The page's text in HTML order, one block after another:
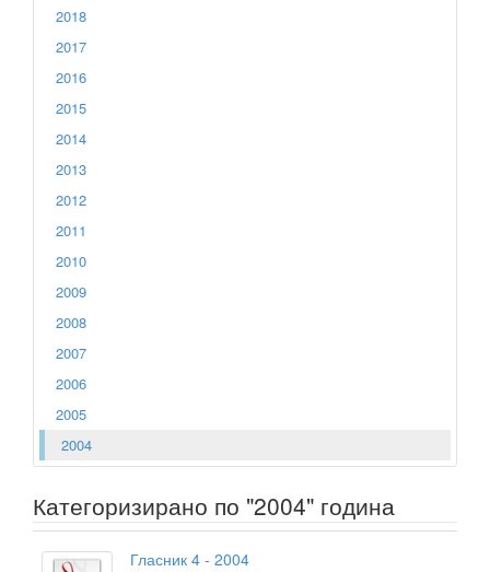
2018
2017
2016
2015
2014
2013
2012
2011
2010
2009
2008
2007
2006
2005
2004
Категоризирано по "2004" година
Гласник 4 - 2004